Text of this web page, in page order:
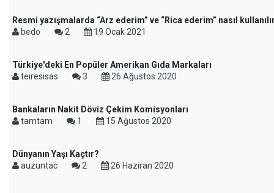
Resmi yazışmalarda “Arz ederim” ve “Rica ederim” nasıl
bedo
2 19 Ocak 2021
Türkiye'deki En Popüler Amerikan Gıda Markaları
teiresisas
3 26 Ağustos 2020
Bankaların Nakit Döviz Çekim Komisyonları
tamtam
1 15 Ağustos 2020
Dünyanın Yaşı Kaçtır?
auzuntac
2 26 Haziran 2020